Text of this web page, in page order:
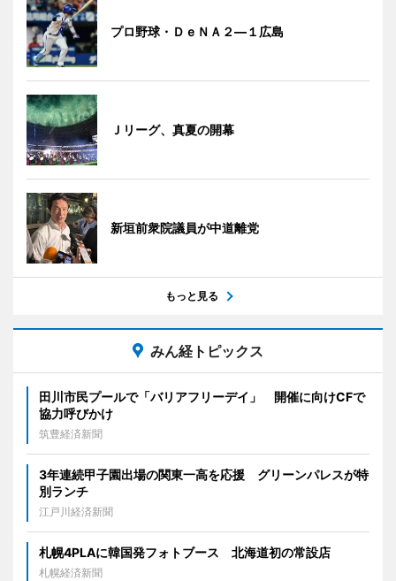
プロ野球・ＤｅＮＡ２―１広島
Ｊリーグ、真夏の開幕
新垣前衆院議員が中道離党
もっと見る
みん経トピックス
田川市民プールで「バリアフリーデイ」 開催に向けCFで
協力呼びかけ
筑豊経済新聞
3年連続甲子園出場の関東一高を応援 グリーンパレスが特
別ランチ
江戸川経済新聞
札幌4PLAに韓国発フォトブース 北海道初の常設店
札幌経済新聞